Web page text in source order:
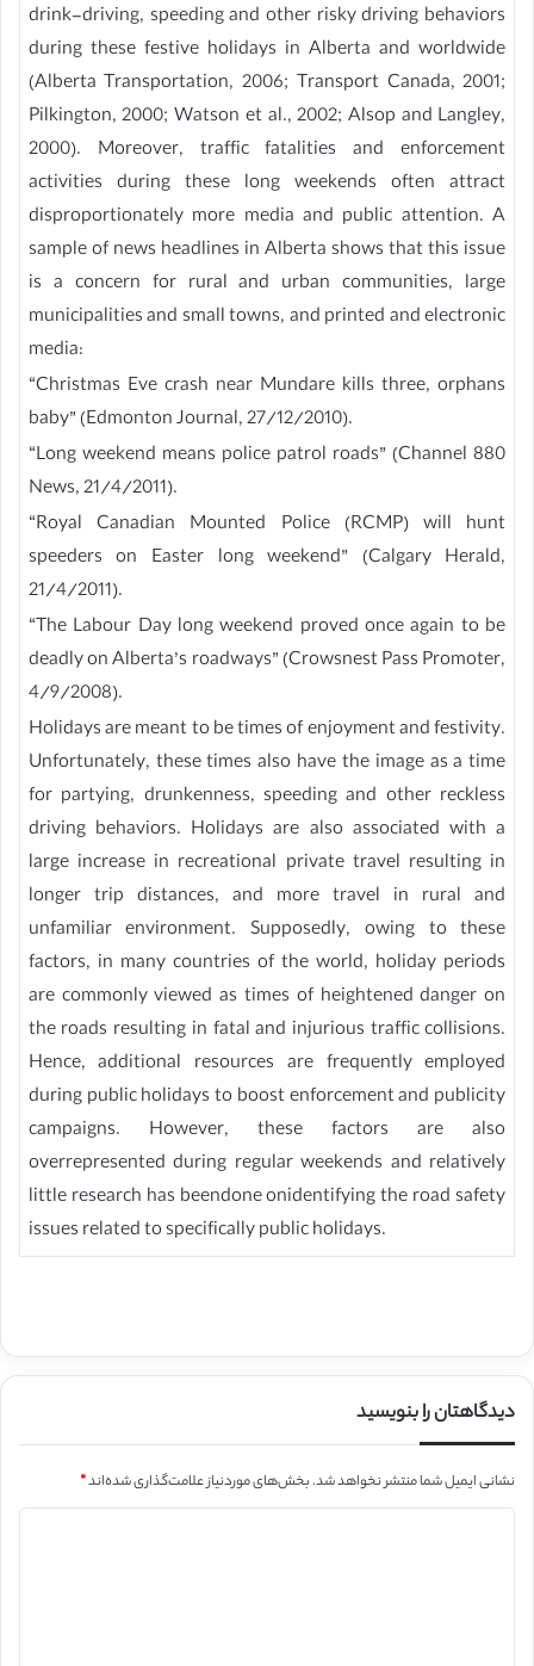
drink-driving, speeding and other risky driving behaviors
during these festive holidays in Alberta and worldwide
(Alberta Transportation, 2006; Transport Canada, 2001;
Pilkington, 2000; Watson et al., 2002; Alsop and Langley,
2000). Moreover, traffic fatalities and enforcement
activities during these long weekends often attract
disproportionately more media and public attention. A
sample of news headlines in Alberta shows that this issue
is a concern for rural and urban communities, large
municipalities and small towns, and printed and electronic
media:
“Christmas Eve crash near Mundare kills three, orphans
baby” (Edmonton Journal, 27/12/2010).
“Long weekend means police patrol roads” (Channel 880
News, 21/4/2011).
“Royal Canadian Mounted Police (RCMP) will hunt
speeders on Easter long weekend” (Calgary Herald,
21/4/2011).
“The Labour Day long weekend proved once again to be
deadly on Alberta’s roadways” (Crowsnest Pass Promoter,
4/9/2008).
Holidays are meant to be times of enjoyment and festivity.
Unfortunately, these times also have the image as a time
for partying, drunkenness, speeding and other reckless
driving behaviors. Holidays are also associated with a
large increase in recreational private travel resulting in
longer trip distances, and more travel in rural and
unfamiliar environment. Supposedly, owing to these
factors, in many countries of the world, holiday periods
are commonly viewed as times of heightened danger on
the roads resulting in fatal and injurious traffic collisions.
Hence, additional resources are frequently employed
during public holidays to boost enforcement and publicity
campaigns. However, these factors are also
overrepresented during regular weekends and relatively
little research has beendone onidentifying the road safety
issues related to specifically public holidays.
دیدگاهتان را بنویسید
نشانی ایمیل شما منتشر نخواهد شد.بخش‌های موردنیاز علامت‌گذاری شده‌اند*